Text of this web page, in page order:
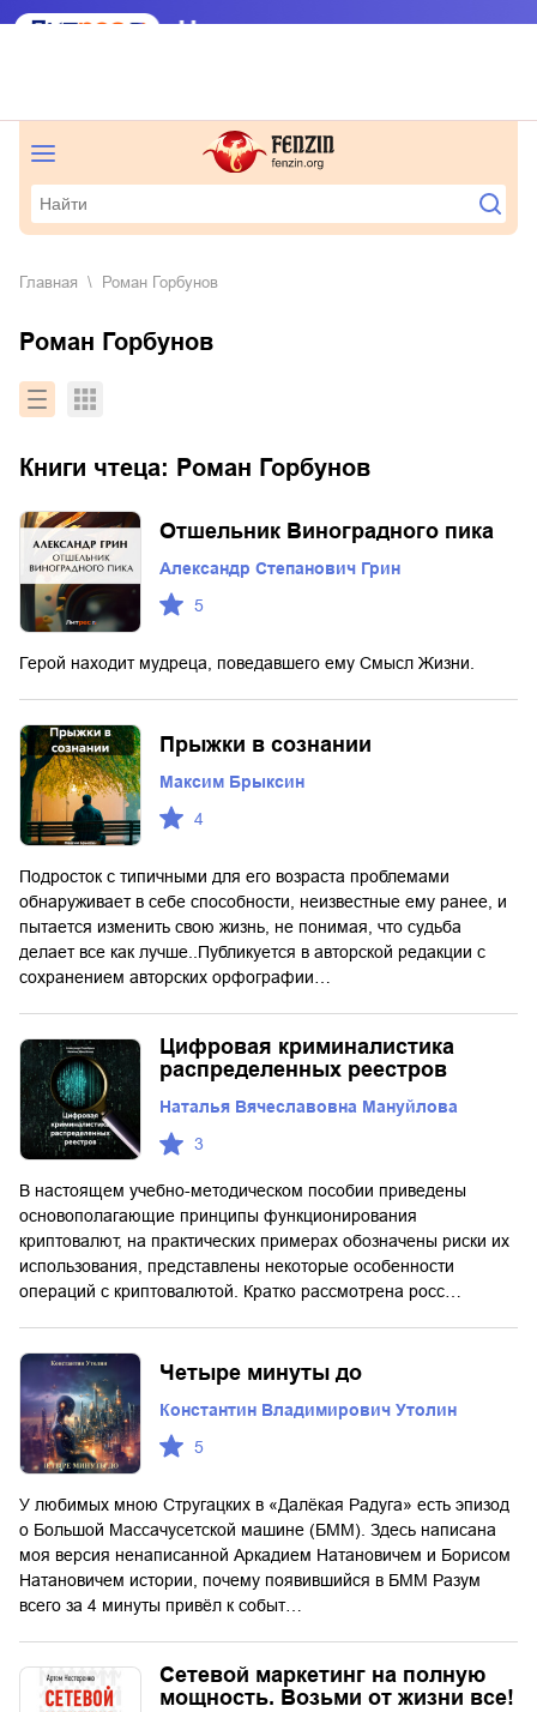
Главная Роман Горбунов
Роман Горбунов
Книги чтеца: Роман Горбунов
Отшельник Виноградного пика
Александр Степанович Грин
5
Герой находит мудреца, поведавшего ему Смысл Жизни.
Прыжки в сознании
Максим Брыксин
4
Подросток с типичными для его возраста проблемами
обнаруживает в себе способности, неизвестные ему ранее, и
пытается изменить свою жизнь, не понимая, что судьба
делает все как лучше..Публикуется в авторской редакции с
сохранением авторских орфографии…
Цифровая криминалистика
распределенных реестров
Наталья Вячеславовна Мануйлова
3
В настоящем учебно-методическом пособии приведены
основополагающие принципы функционирования
криптовалют, на практических примерах обозначены риски их
использования, представлены некоторые особенности
операций с криптовалютой. Кратко рассмотрена росс…
Четыре минуты до
Константин Владимирович Утолин
5
У любимых мною Стругацких в «Далёкая Радуга» есть эпизод
о Большой Массачусетской машине (БММ). Здесь написана
моя версия ненаписанной Аркадием Натановичем и Борисом
Натановичем истории, почему появившийся в БММ Разум
всего за 4 минуты привёл к событ…
Сетевой маркетинг на полную
мощность. Возьми от жизни все!